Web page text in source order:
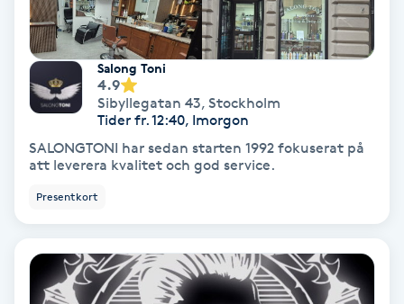
Hårvård
Hälsa
Hälsprickor
IPL hårborttagning
Salong Toni
4.9
Sibyllegatan 43, Stockholm
Tider fr. 12:40, Imorgon
SALONGTONI har sedan starten 1992 fokuserat på
att leverera kvalitet och god service.
Presentkort